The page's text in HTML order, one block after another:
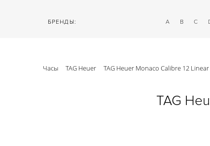
БРЕНДЫ: A B C
Часы TAG Heuer TAG Heuer Monaco Calibre 12
TAG